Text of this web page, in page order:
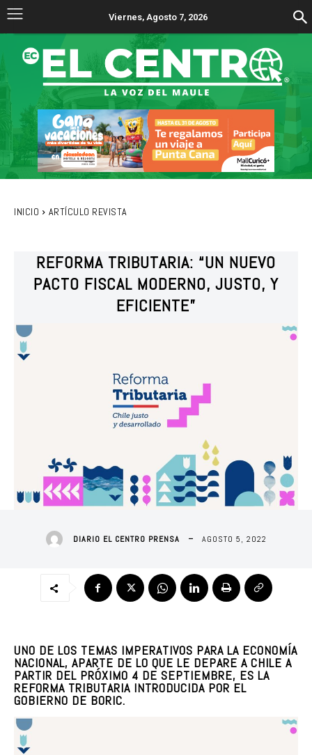
Viernes, Agosto 7, 2026
INICIO ARTÍCULO REVISTA
REFORMA TRIBUTARIA: “UN NUEVO
PACTO FISCAL MODERNO, JUSTO, Y
EFICIENTE”
DIARIO EL CENTRO PRENSA AGOSTO 5, 2022
UNO DE LOS TEMAS IMPERATIVOS PARA LA ECONOMÍA
NACIONAL, APARTE DE LO QUE LE DEPARE A CHILE A
PARTIR DEL PRÓXIMO 4 DE SEPTIEMBRE, ES LA
REFORMA TRIBUTARIA INTRODUCIDA POR EL
GOBIERNO DE BORIC.